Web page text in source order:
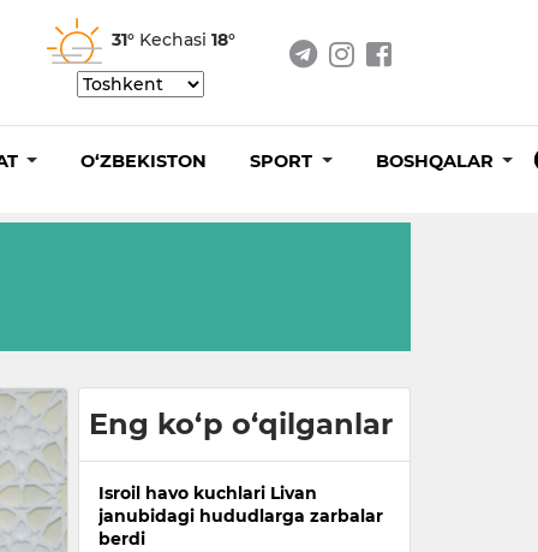
31° Kechasi 18°
O‘ZBEKISTON SPORT BOSHQALAR
Eng ko‘p o‘qilganlar
Isroil havo kuchlari Livan
janubidagi hududlarga zarbalar
berdi